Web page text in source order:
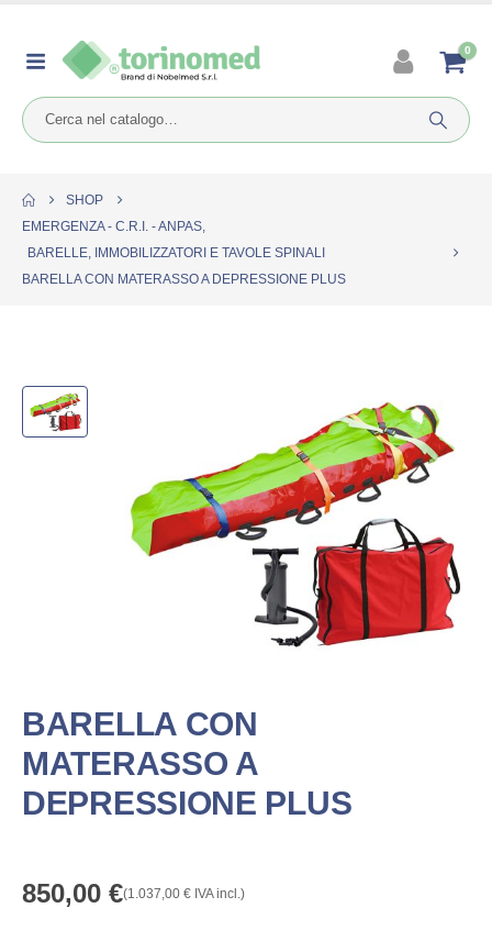
0
SHOP
EMERGENZA - C.R.I. - ANPAS,
BARELLE, IMMOBILIZZATORI E TAVOLE SPINALI
BARELLA CON MATERASSO A DEPRESSIONE PLUS
BARELLA CON
MATERASSO A
DEPRESSIONE PLUS
850,00 €(1.037,00 € IVA incl.)